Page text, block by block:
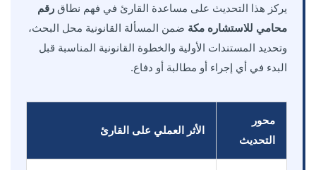
يركز هذا التحديث على مساعدة القارئ في فهم نطاق رقم
محامي للاستشاره مكة ضمن المسألة القانونية محل البحث،
وتحديد المستندات الأولية والخطوة القانونية المناسبة قبل
البدء في أي إجراء أو مطالبة أو دفاع.
محور
التحديث
الأثر العملي على القارئ